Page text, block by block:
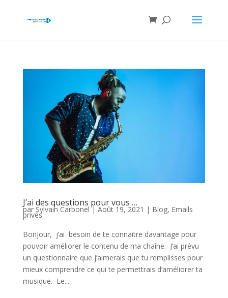
J’ai des questions pour vous …
par Sylvain Carbonel | Août 19, 2021 | Blog, Emails
privés
Bonjour, j’ai besoin de te connaitre davantage pour
pouvoir améliorer le contenu de ma chaîne. J’ai prévu
un questionnaire que j’aimerais que tu remplisses pour
mieux comprendre ce qui te permettrais d’améliorer ta
musique. Le...